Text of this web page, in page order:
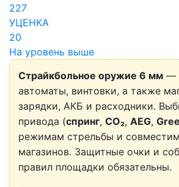
227
УЦЕНКА
20
На уровень выше
Страйкбольное оружие 6 мм —
автоматы, винтовки, а также
зарядки, АКБ и расходники.
привода (спринг, CO₂, AEG,
режимам стрельбы и
магазинов. Защитные очки и
правил площадки обязательны.